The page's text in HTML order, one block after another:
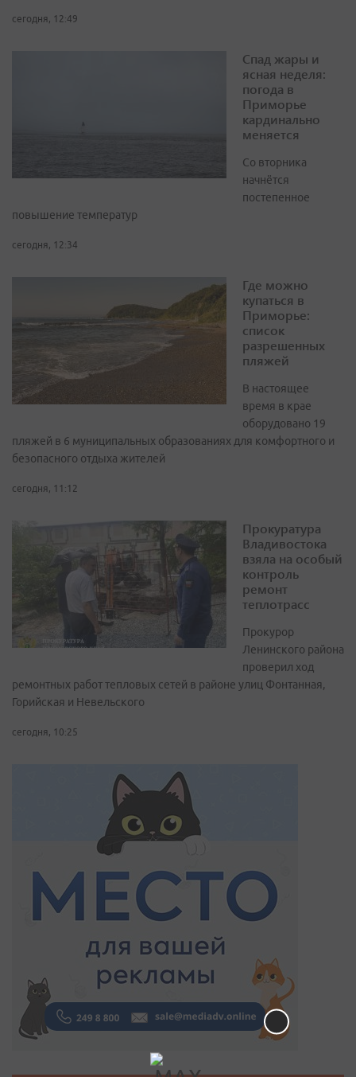
сегодня, 12:49
Спад жары и
ясная неделя:
погода в
Приморье
кардинально
меняется
Со вторника
начнётся
постепенное
повышение температур
сегодня, 12:34
Где можно
купаться в
Приморье:
список
разрешенных
пляжей
В настоящее
время в крае
оборудовано 19
пляжей в 6 муниципальных образованиях для комфортного и
безопасного отдыха жителей
сегодня, 11:12
Прокуратура
Владивостока
взяла на особый
контроль
ремонт
теплотрасс
Прокурор
Ленинского района
проверил ход
ремонтных работ тепловых сетей в районе улиц Фонтанная,
Горийская и Невельского
сегодня, 10:25